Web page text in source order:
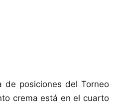
de posiciones del Torneo
crema está en el cuarto